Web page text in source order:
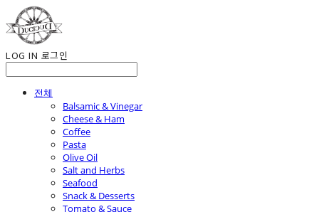
LOG IN 로그인
전체
Balsamic & Vinegar
Cheese & Ham
Coffee
Pasta
Olive Oil
Salt and Herbs
Seafood
Snack & Desserts
Tomato & Sauce